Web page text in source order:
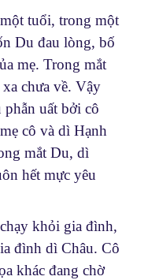
tuổi, trong một
Du đau lòng, bố
mẹ. Trong mắt
chưa về. Vậy
uất bởi cô
cô và dì Hạnh
mắt Du, dì
hết mực yêu
khỏi gia đình,
đình dì Châu. Cô
khác đang chờ